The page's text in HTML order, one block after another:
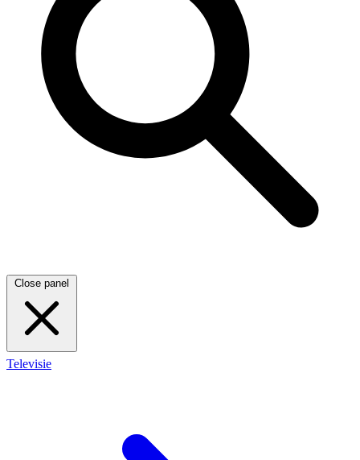
Close panel
Televisie